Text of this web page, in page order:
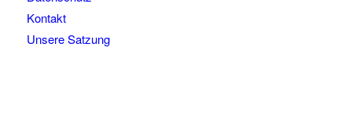
Kontakt
Unsere Satzung